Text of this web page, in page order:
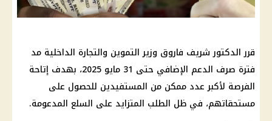
قرر الدكتور شريف فاروق وزير التموين والتجارة الداخلية مد
فترة صرف الدعم الإضافي حتى 31 مايو 2025، بهدف إتاحة
الفرصة لأكبر عدد ممكن من المستفيدين للحصول على
مستحقاتهم، في ظل الطلب المتزايد على السلع المدعومة.